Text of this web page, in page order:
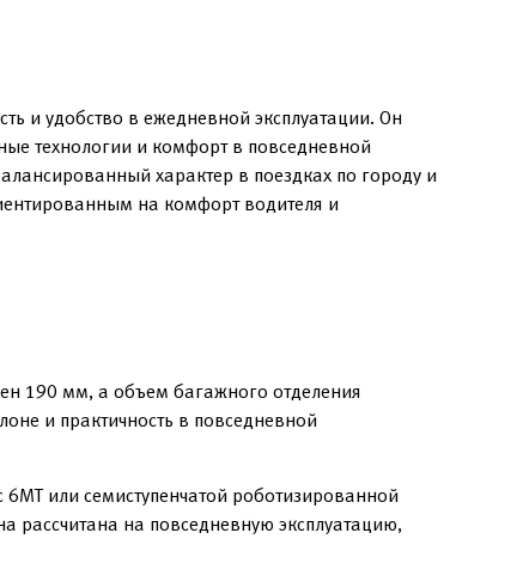
и удобство в ежедневной эксплуатации. Он
технологии и комфорт в повседневной
характер в поездках по городу и
на комфорт водителя и
190 мм, а объем багажного отделения
и практичность в повседневной
или семиступенчатой роботизированной
на повседневную эксплуатацию,